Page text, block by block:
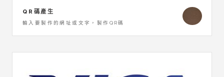
QR碼產生
輸入要製作的網址或文字，製作QR碼